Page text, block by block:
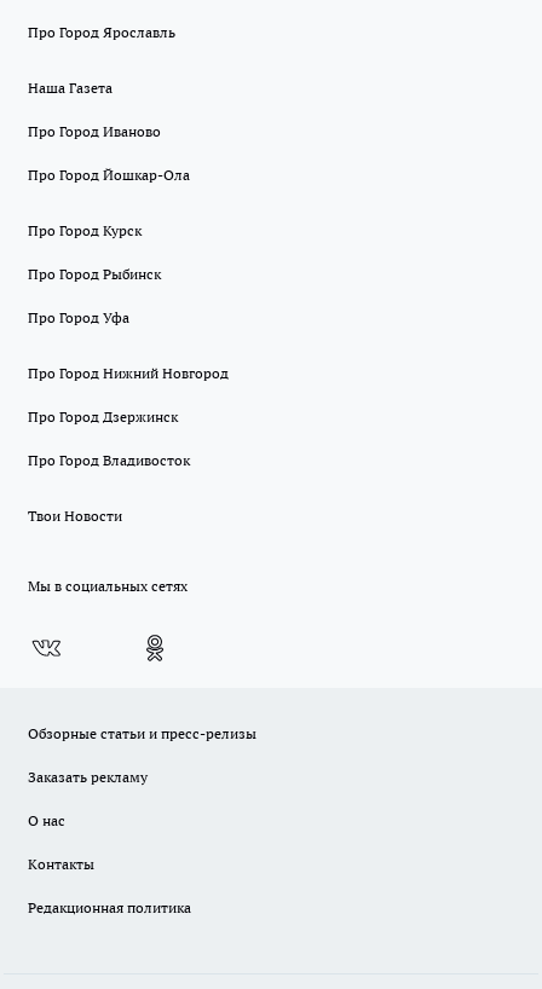
Про Город Ярославль
Наша Газета
Про Город Иваново
Про Город Йошкар-Ола
Про Город Курск
Про Город Рыбинск
Про Город Уфа
Про Город Нижний Новгород
Про Город Дзержинск
Про Город Владивосток
Твои Новости
Мы в социальных сетях
Обзорные статьи и пресс-релизы
Заказать рекламу
О нас
Контакты
Редакционная политика